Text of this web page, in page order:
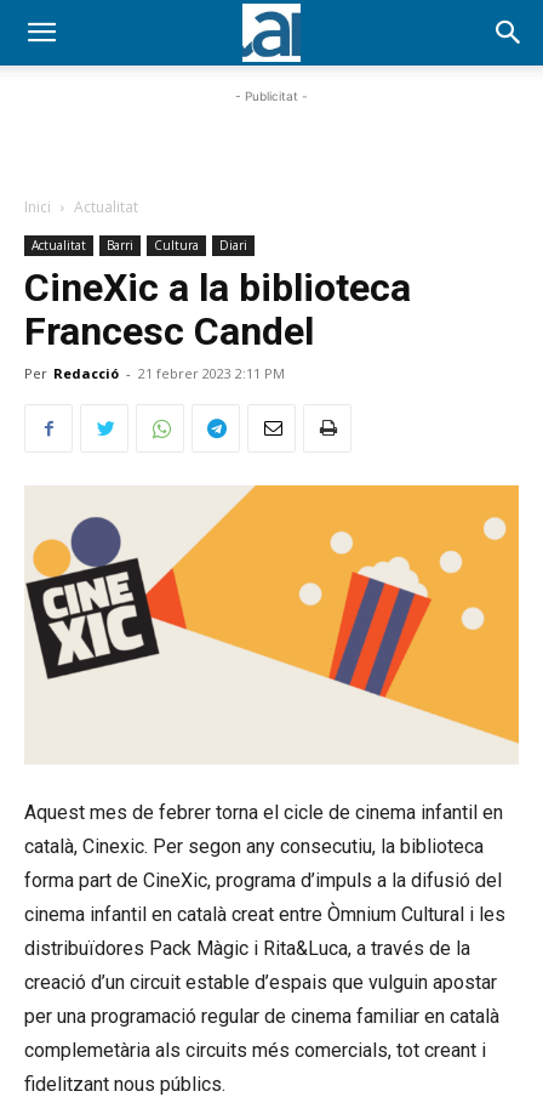
- Publicitat -
Inici Actualitat
Actualitat Barri Cultura Diari
CineXic a la biblioteca
Francesc Candel
Per Redacció - 21 febrer 2023 2:11 PM
Aquest mes de febrer torna el cicle de cinema infantil en
català, Cinexic. Per segon any consecutiu, la biblioteca
forma part de CineXic, programa d’impuls a la difusió del
cinema infantil en català creat entre Òmnium Cultural i les
distribuïdores Pack Màgic i Rita&Luca, a través de la
creació d’un circuit estable d’espais que vulguin apostar
per una programació regular de cinema familiar en català
complemetària als circuits més comercials, tot creant i
fidelitzant nous públics.